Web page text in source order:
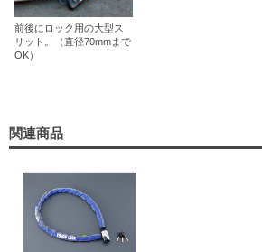
前後にロック用の大型ス
リット。（直径70mmまで
OK）
関連商品